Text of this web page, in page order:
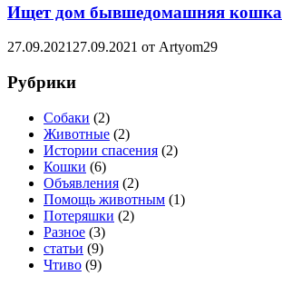
Ищет дом бывшедомашняя кошка
27.09.2021 27.09.2021 от Artyom29
Рубрики
Cобаки (2)
Животные (2)
Истории спасения (2)
Кошки (6)
Объявления (2)
Помощь животным (1)
Потеряшки (2)
Разное (3)
статьи (9)
Чтиво (9)